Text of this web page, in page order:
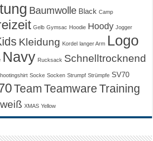
Baumwolle Black Camp
Gelb Gymsac Hoodie Hoody Jogger
Kleidung Kordel langer Arm Logo
Navy Rucksack Schnelltrocknend
Socke Socken Strumpf Strümpfe SV70
Team Teamware Training
weiß XMAS Yellow